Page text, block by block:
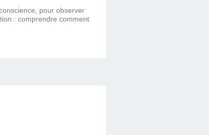
pour observer
: comprendre comment